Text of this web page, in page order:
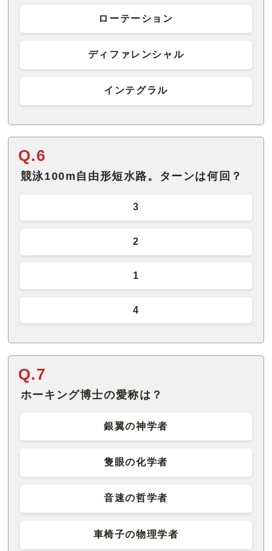
ローテーション
ディファレンシャル
インテグラル
Q.6
競泳100m自由形短水路。ターンは何回？
3
2
1
4
Q.7
ホーキング博士の愛称は？
銀翼の神学者
隻眼の化学者
音速の哲学者
車椅子の物理学者